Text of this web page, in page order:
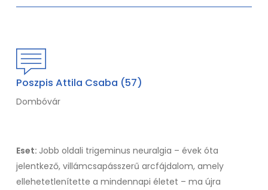
Poszpis Attila Csaba (57)
Dombóvár
Eset: Jobb oldali trigeminus neuralgia – évek óta
jelentkező, villámcsapásszerű arcfájdalom, amely
ellehetetlenítette a mindennapi életet – ma újra